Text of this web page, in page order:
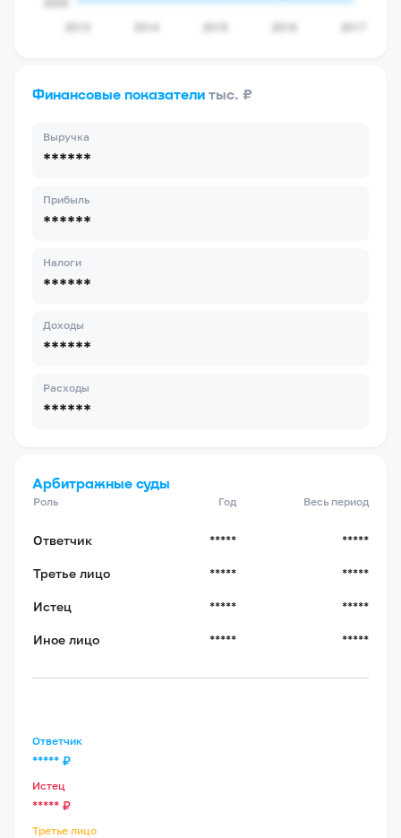
Финансовые показатели тыс. ₽
Выручка
******
Прибыль
******
Налоги
******
Доходы
******
Расходы
******
Арбитражные суды
Роль Год Весь период
Ответчик ***** *****
Третье лицо ***** *****
Истец ***** *****
Иное лицо ***** *****
Ответчик
***** ₽
Истец
***** ₽
Третье лицо